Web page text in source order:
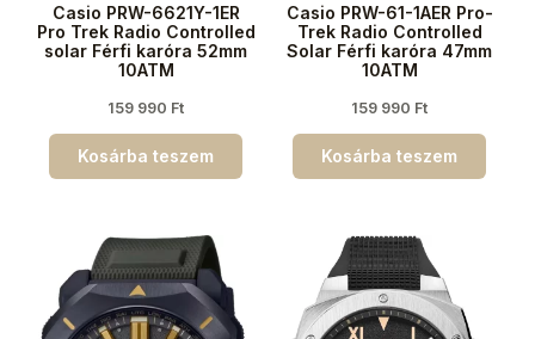
Casio PRW-6621Y-1ER
Pro Trek Radio Controlled
solar Férfi karóra 52mm
10ATM
159 990 Ft
Kosárba teszem
Casio PRW-61-1AER Pro-
Trek Radio Controlled
Solar Férfi karóra 47mm
10ATM
159 990 Ft
Kosárba teszem